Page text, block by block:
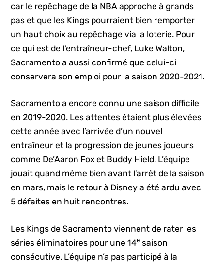
car le repêchage de la NBA approche à grands
pas et que les Kings pourraient bien remporter
un haut choix au repêchage via la loterie. Pour
ce qui est de l’entraîneur-chef, Luke Walton,
Sacramento a aussi confirmé que celui-ci
conservera son emploi pour la saison 2020-2021.
Sacramento a encore connu une saison difficile
en 2019-2020. Les attentes étaient plus élevées
cette année avec l’arrivée d’un nouvel
entraîneur et la progression de jeunes joueurs
comme De’Aaron Fox et Buddy Hield. L’équipe
jouait quand même bien avant l’arrêt de la saison
en mars, mais le retour à Disney a été ardu avec
5 défaites en huit rencontres.
Les Kings de Sacramento viennent de rater les
séries éliminatoires pour une 14e saison
consécutive. L’équipe n’a pas participé à la